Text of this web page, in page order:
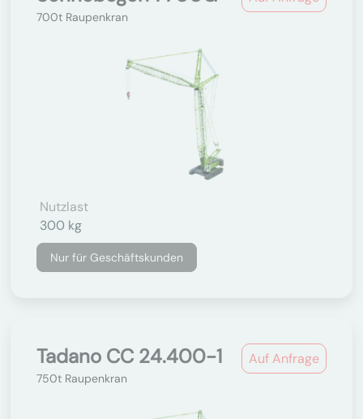
700t Raupenkran
Nutzlast
300 kg
Nur für Geschäftskunden
Auf Anfrage
Tadano CC 24.400-1
750t Raupenkran